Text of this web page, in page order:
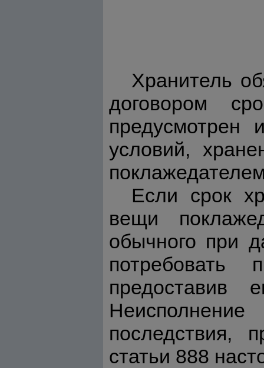
Хранитель
договором
условий,
Если срок
вещи
обычного при
потребовать
Неисполнение
последствия,
статьи 888